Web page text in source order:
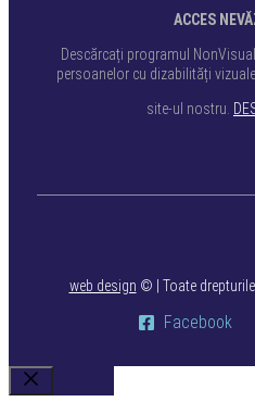
ACCES
Descărcați programul
persoanelor cu dizabilități
site-ul nostru.
web design © | Toate
Facebook